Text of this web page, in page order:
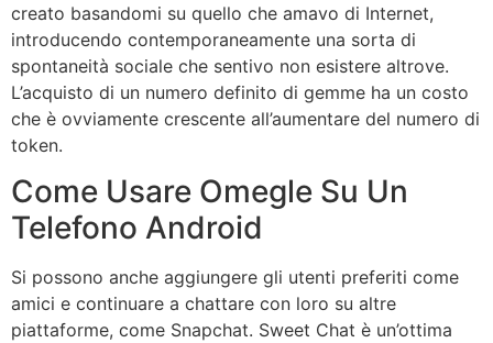
creato basandomi su quello che amavo di Internet,
introducendo contemporaneamente una sorta di
spontaneità sociale che sentivo non esistere altrove.
L’acquisto di un numero definito di gemme ha un costo
che è ovviamente crescente all’aumentare del numero di
token.
Come Usare Omegle Su Un
Telefono Android
Si possono anche aggiungere gli utenti preferiti come
amici e continuare a chattare con loro su altre
piattaforme, come Snapchat. Sweet Chat è un’ottima